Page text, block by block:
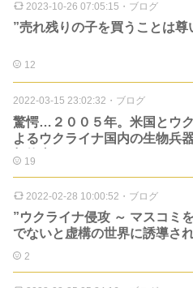
2023-10-26 07:05:15 ・ ブログ
”売れ残りの子を買うことは尊
12
2022-03-15 23:02:32 ・ ブログ
驚愕…２００５年。米国とウ
よるウクライナ国内の生物兵
契約書。
19
2022-02-28 10:00:52 ・ ブログ
”ウクライナ侵攻 ～ マスコミ
でないと虚構の世界に誘導さ
2